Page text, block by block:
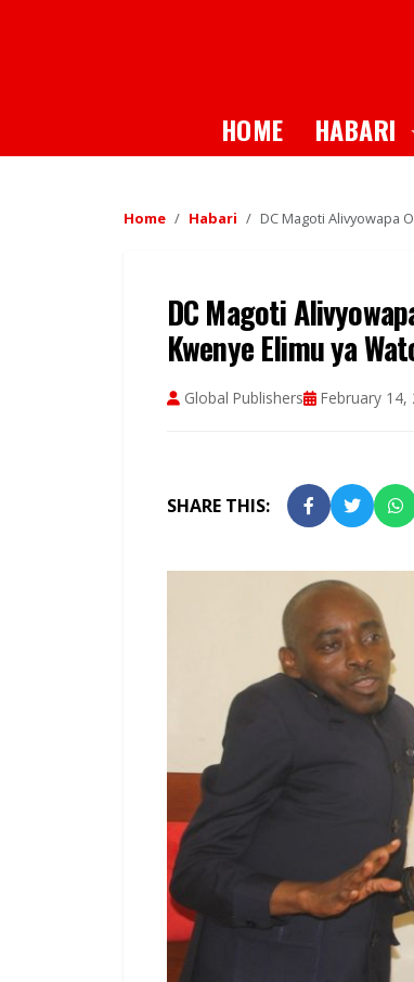
HOME HABARI
Home Habari DC Magoti Alivyowapa
DC Magoti
Kwenye Elimu ya
Global Publishers February 14,
SHARE THIS: